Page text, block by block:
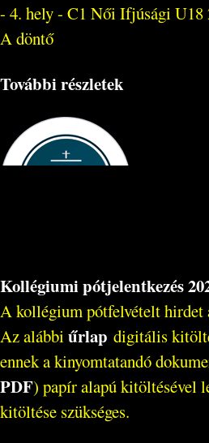
- 4. hely - C1 Női Ifjúsági U18
A döntő
További részletek
Kollégiumi pótjelentkezés
A kollégium pótfelvételt hirdet
Az alábbi űrlap digitális
ennek a kinyomtatandó
PDF) papír alapú kitöltésével
kitöltése szükséges.